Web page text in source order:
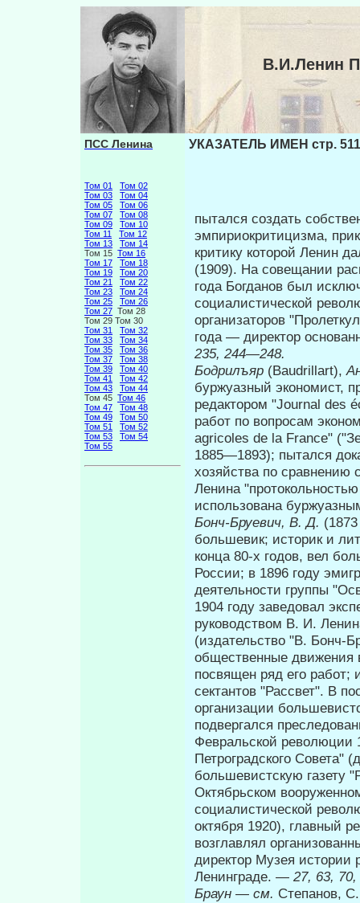
В.И.Ленин
ПСС Ленина
Том 01
Том 02
Том 03
Том 04
Том 05
Том 06
Том 07
Том 08
Том 09
Том 10
Том 11
Том 12
Том 13
Том 14
Том 15 Том 16
Том 17
Том 18
Том 19
Том 20
Том 21
Том 22
Том 23
Том 24
Том 25
Том 26
Том 27 Том 28
Том 29 Том 30
Том 31
Том 32
Том 33
Том 34
Том 35
Том 36
Том 37
Том 38
Том 39
Том 40
Том 41
Том 42
Том 43
Том 44
Том 45 Том 46
Том 47
Том 48
Том 49
Том 50
Том 51
Том 52
Том 53
Том 54
Том 55
УКАЗАТЕЛЬ ИМЕН стр. 511
пытался создать
эмпириокритицизма,
критику которой Ленин
(1909). На совещании
года Богданов был
социалистической
организаторов
года — директор
235, 244—248.
Бодрилъяр (Baudrillart),
буржуазный экономист,
редактором "Journal des
работ по вопросам
agricoles de la France"
1885—1893); пытался
хозяйства по сравнению
Ленина
использована
Бонч-Бруевич, В. Д.
большевик; историк и
конца 80-х годов, вел
России; в 1896 году
дея­тельности группы
1904 году заведовал
руководством В. И.
(издательство "В. Бонч-
общественные движения
посвящен ряд его работ;
сектантов "Рассвет". В
организации
подвергался
Февральской революции
Петроградского Совета"
большевистскую газету
Октябрьском
социалистической
октября 1920), главный
возглавлял
директор Музея
Ленинграде. — 27, 63, 70,
Браун — см. Степанов,